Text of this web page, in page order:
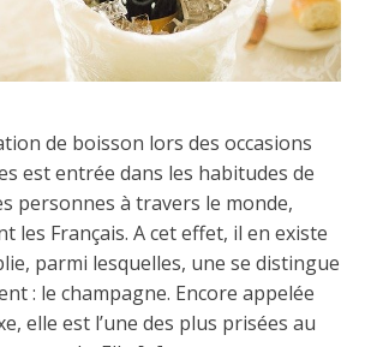
de boisson lors des occasions
est entrée dans les habitudes de
personnes à travers le monde,
les Français. A cet effet, il en existe
parmi lesquelles, une se distingue
: le champagne. Encore appelée
elle est l’une des plus prisées au